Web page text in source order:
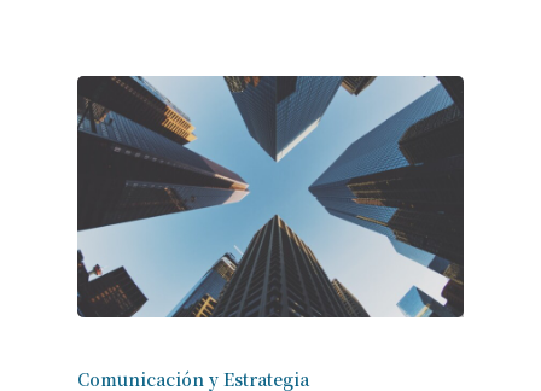
Comunicación y Estrategia